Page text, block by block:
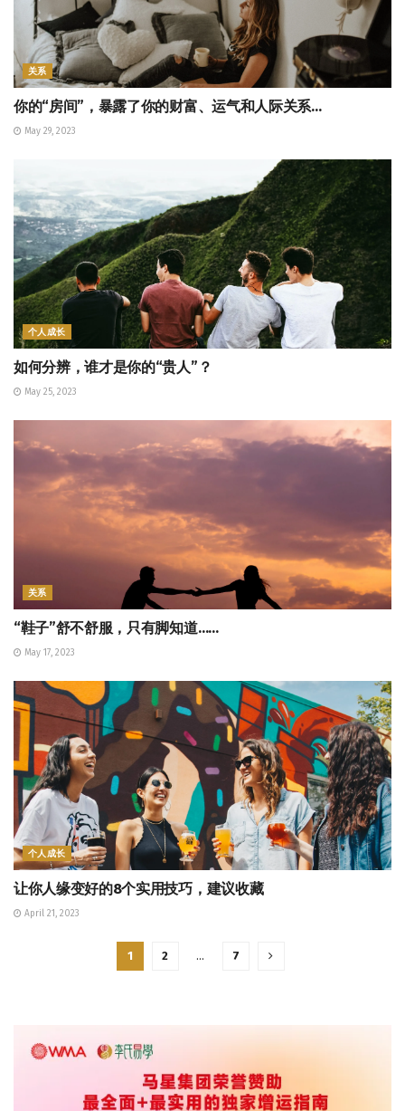
关系
你的“房间”，暴露了你的财富、运气和人际关系…
May 29, 2023
个人成长
如何分辨，谁才是你的“贵人”？
May 25, 2023
关系
“鞋子”舒不舒服，只有脚知道……
May 17, 2023
个人成长
让你人缘变好的8个实用技巧，建议收藏
April 21, 2023
1 2 … 7